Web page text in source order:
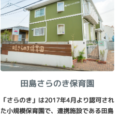
田島さらのき保育園
「さらのき」は2017年4月より認可され
た小規模保育園で、連携施設である田島